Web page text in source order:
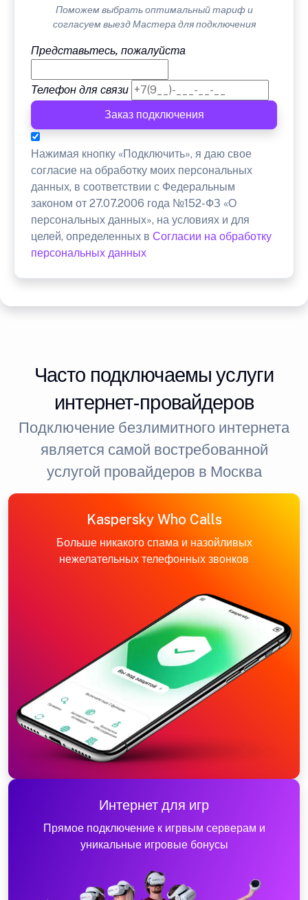
Поможем выбрать оптимальный тариф и
согласуем выезд Мастера для подключения
Представьтесь, пожалуйста
Телефон для связи
Заказ подключения
Нажимая кнопку «Подключить», я даю свое
согласие на обработку моих персональных
данных, в соответствии с Федеральным
законом от 27.07.2006 года №152-ФЗ «О
персональных данных», на условиях и для
целей, определенных в Согласии на обработку
персональных данных
Часто подключаемы услуги
интернет-провайдеров
Подключение безлимитного интернета
является самой востребованной
услугой провайдеров в Москва
Kaspersky Who Calls
Больше никакого спама и назойливых
нежелательных телефонных звонков
Интернет для игр
Прямое подключение к игрвым серверам и
уникальные игровые бонусы